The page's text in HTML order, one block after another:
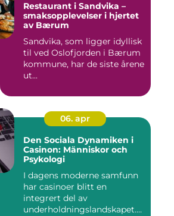
Restaurant i Sandvika –
smaksopplevelser i hjertet
av Bærum
Sandvika, som ligger idyllisk
til ved Oslofjorden i Bærum
kommune, har de siste årene
ut...
06. apr
Den Sociala Dynamiken i
Casinon: Människor och
Psykologi
I dagens moderne samfunn
har casinoer blitt en
integrert del av
underholdningslandskapet.